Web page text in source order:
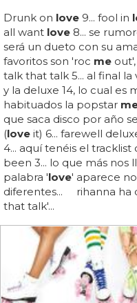
Drunk on love 9... fool in
all want love 8... se
será un dueto con su
favoritos son 'roc me
talk that talk 5... al final la
y la deluxe 14, lo cual es
habituados la popstar
que saca disco por año
(love it) 6... farewell
4... aquí tenéis el
been 3... lo que más nos
palabra 'love' aparece
diferentes... rihanna ha
that talk'...